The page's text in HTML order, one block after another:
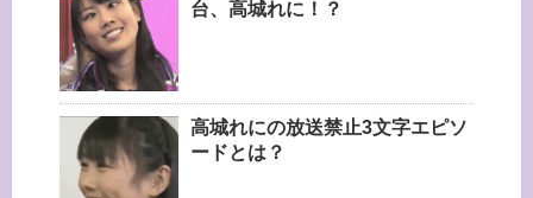
台、高城れに！？
高城れにの放送禁止3文字エピソ
ードとは？